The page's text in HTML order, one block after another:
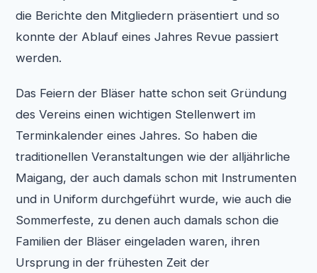
die Berichte den Mitgliedern präsentiert und so
konnte der Ablauf eines Jahres Revue passiert
werden.
Das Feiern der Bläser hatte schon seit Gründung
des Vereins einen wichtigen Stellenwert im
Terminkalender eines Jahres. So haben die
traditionellen Veranstaltungen wie der alljährliche
Maigang, der auch damals schon mit Instrumenten
und in Uniform durchgeführt wurde, wie auch die
Sommerfeste, zu denen auch damals schon die
Familien der Bläser eingeladen waren, ihren
Ursprung in der frühesten Zeit der